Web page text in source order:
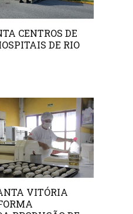
CENTROS DE
DE RIO
VITÓRIA